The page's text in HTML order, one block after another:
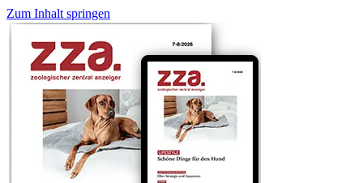
Zum Inhalt springen